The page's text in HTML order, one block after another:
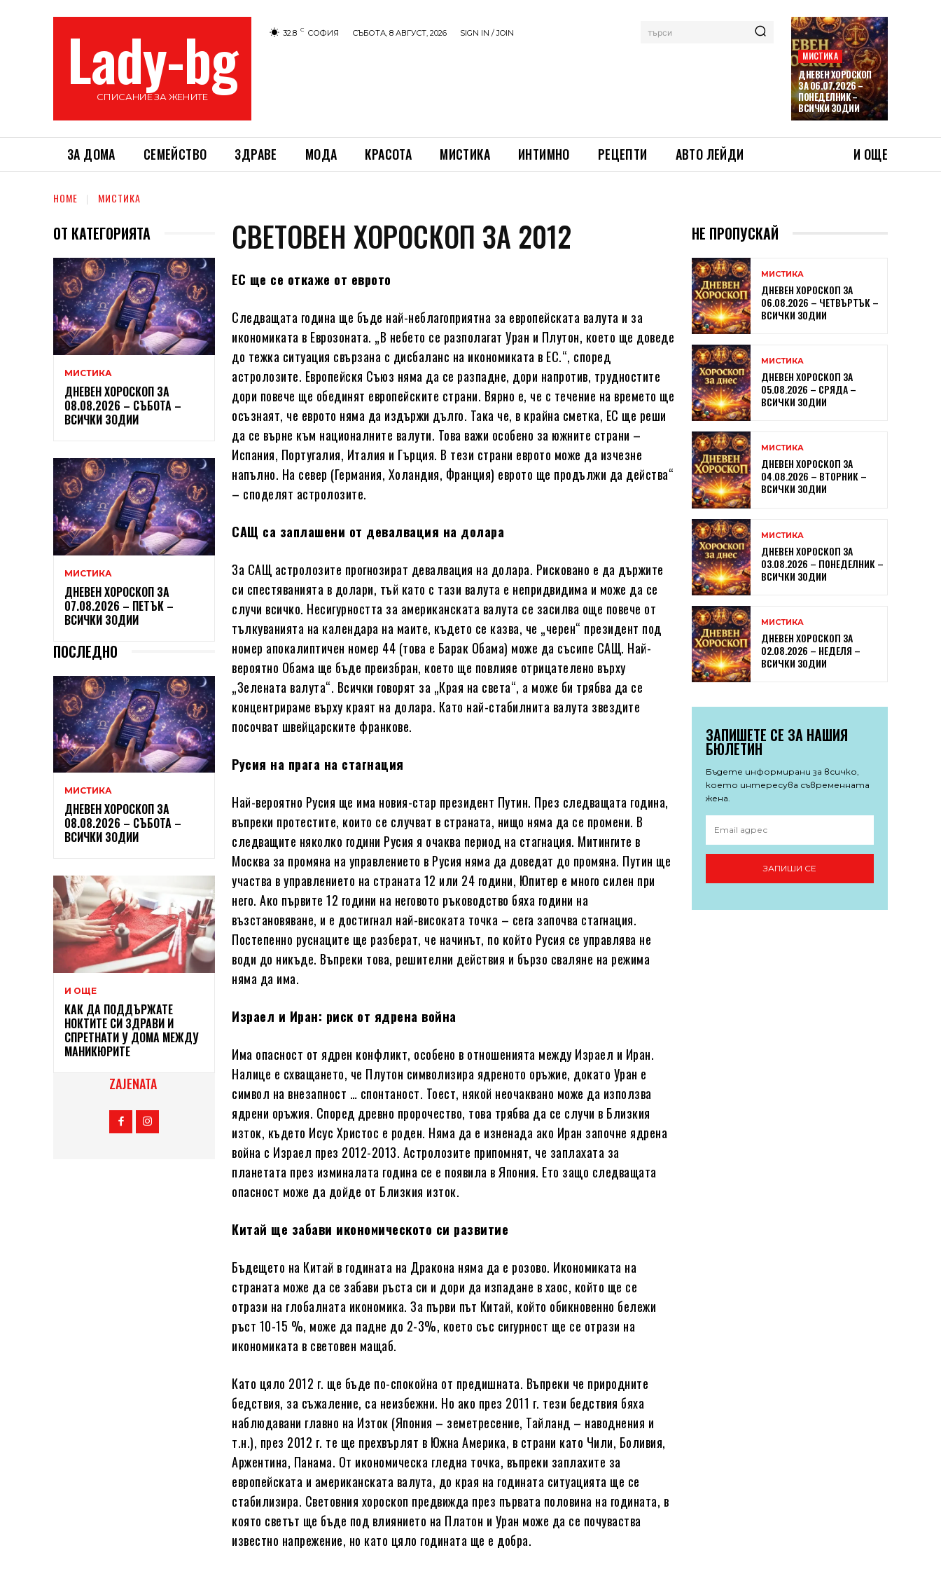
Lady-bg
СПИСАНИЕ ЗА ЖЕНИТЕ
32.8 C СОФИЯ СЪБОТА, 8 АВГУСТ, 2026 SIGN IN / JOIN търси
МИСТИКА
ДНЕВЕН ХОРОСКОП
ЗА 06.07.2026 –
ПОНЕДЕЛНИК –
ВСИЧКИ ЗОДИИ
ЗА ДОМА СЕМЕЙСТВО ЗДРАВЕ МОДА КРАСОТА МИСТИКА ИНТИМНО РЕЦЕПТИ АВТО ЛЕЙДИ И ОЩЕ
HOME МИСТИКА
ОТ КАТЕГОРИЯТА
МИСТИКА
ДНЕВЕН ХОРОСКОП ЗА
08.08.2026 – СЪБОТА –
ВСИЧКИ ЗОДИИ
МИСТИКА
ДНЕВЕН ХОРОСКОП ЗА
07.08.2026 – ПЕТЪК –
ВСИЧКИ ЗОДИИ
ПОСЛЕДНО
МИСТИКА
ДНЕВЕН ХОРОСКОП ЗА
08.08.2026 – СЪБОТА –
ВСИЧКИ ЗОДИИ
И ОЩЕ
КАК ДА ПОДДЪРЖАТЕ
НОКТИТЕ СИ ЗДРАВИ И
СПРЕТНАТИ У ДОМА МЕЖДУ
МАНИКЮРИТЕ
ZAJENATA
СВЕТОВЕН ХОРОСКОП ЗА 2012
ЕС ще се откаже от еврото
Следващата година ще бъде най-неблагоприятна за европейската валута и за
икономиката в Еврозоната. „В небето се разполагат Уран и Плутон, което ще доведе
до тежка ситуация свързана с дисбаланс на икономиката в ЕС.“, според
астролозите. Европейскя Съюз няма да се разпадне, дори напротив, трудностите
дори повече ще обединят европейските страни. Вярно е, че с течение на времето ще
осъзнаят, че еврото няма да издържи дълго. Така че, в крайна сметка, ЕС ще реши
да се върне към националните валути. Това важи особено за южните страни –
Испания, Португалия, Италия и Гърция. В тези страни еврото може да изчезне
напълно. На север (Германия, Холандия, Франция) еврото ще продължи да действа“
– споделят астролозите.
САЩ са заплашени от девалвация на долара
За САЩ астролозите прогнозират девалвация на долара. Рисковано е да държите
си спестяванията в долари, тъй като с тази валута е непридвидима и може да се
случи всичко. Несигурността за американската валута се засилва още повече от
тълкуванията на календара на маите, където се казва, че „черен“ президент под
номер апокалиптичен номер 44 (това е Барак Обама) може да съсипе САЩ. Най-
вероятно Обама ще бъде преизбран, което ще повлияе отрицателено върху
„Зелената валута“. Всички говорят за „Края на света“, а може би трябва да се
концентрираме върху краят на долара. Като най-стабилнита валута звездите
посочват швейцарските франкове.
Русия на прага на стагнация
Най-вероятно Русия ще има новия-стар президент Путин. През следващата година,
въпреки протестите, които се случват в страната, нищо няма да се промени. В
следващите няколко години Русия я очаква период на стагнация. Митингите в
Москва за промяна на управлението в Русия няма да доведат до промяна. Путин ще
участва в управлението на страната 12 или 24 години, Юпитер е много силен при
него. Ако първите 12 години на неговото ръководство бяха години на
възстановяване, и е достигнал най-високата точка – сега започва стагнация.
Постепенно руснаците ще разберат, че начинът, по който Русия се управлява не
води до никъде. Въпреки това, решителни действия и бързо сваляне на режима
няма да има.
Израел и Иран: риск от ядрена война
Има опасност от ядрен конфликт, особено в отношенията между Израел и Иран.
Налице е схващането, че Плутон символизира ядреното оръжие, докато Уран е
символ на внезапност … спонтаност. Тоест, някой неочаквано може да използва
ядрени оръжия. Според древно пророчество, това трябва да се случи в Близкия
изток, където Исус Христос е роден. Няма да е изненада ако Иран започне ядрена
война с Израел през 2012-2013. Астролозите припомнят, че заплахата за
планетата през изминалата година се е появила в Япония. Ето защо следващата
опасност може да дойде от Близкия изток.
Китай ще забави икономическото си развитие
Бъдещето на Китай в годината на Дракона няма да е розово. Икономиката на
страната може да се забави ръста си и дори да изпадане в хаос, който ще се
отрази на глобалната икономика. За първи път Китай, който обикновенно бележи
ръст 10-15 %, може да падне до 2-3%, което със сигурност ще се отрази на
икономиката в световен мащаб.
Като цяло 2012 г. ще бъде по-спокойна от предишната. Въпреки че природните
бедствия, за съжаление, са неизбежни. Но ако през 2011 г. тези бедствия бяха
наблюдавани главно на Изток (Япония – земетресение, Тайланд – наводнения и
т.н.), през 2012 г. те ще прехвърлят в Южна Америка, в страни като Чили, Боливия,
Аржентина, Панама. От икономическа гледна точка, въпреки заплахите за
европейската и американската валута, до края на годината ситуацията ще се
стабилизира. Световния хороскоп предвижда през първата половина на годината, в
която светът ще бъде под влиянието на Платон и Уран може да се почуваства
известно напрежение, но като цяло годината ще е добра.
НЕ ПРОПУСКАЙ
МИСТИКА
ДНЕВЕН ХОРОСКОП ЗА
06.08.2026 – ЧЕТВЪРТЪК –
ВСИЧКИ ЗОДИИ
МИСТИКА
ДНЕВЕН ХОРОСКОП ЗА
05.08.2026 – СРЯДА –
ВСИЧКИ ЗОДИИ
МИСТИКА
ДНЕВЕН ХОРОСКОП ЗА
04.08.2026 – ВТОРНИК –
ВСИЧКИ ЗОДИИ
МИСТИКА
ДНЕВЕН ХОРОСКОП ЗА
03.08.2026 – ПОНЕДЕЛНИК –
ВСИЧКИ ЗОДИИ
МИСТИКА
ДНЕВЕН ХОРОСКОП ЗА
02.08.2026 – НЕДЕЛЯ –
ВСИЧКИ ЗОДИИ
ЗАПИШЕТЕ СЕ ЗА НАШИЯ
БЮЛЕТИН
Бъдете информирани за всичко,
което интересува съвременната
жена.
ЗАПИШИ СЕ